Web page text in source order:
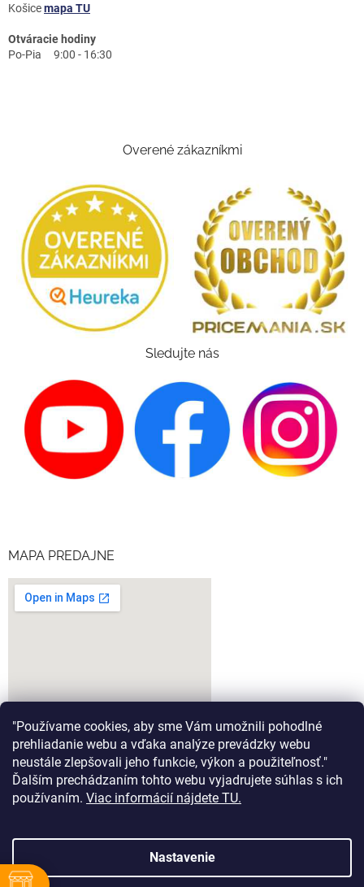
"Používame cookies, aby sme Vám umožnili pohodlné
prehliadanie webu a vďaka analýze prevádzky webu
neustále zlepšovali jeho funkcie, výkon a použiteľnosť."
Ďalším prechádzaním tohto webu vyjadrujete súhlas s ich
používaním. Viac informácií nájdete TU.
Nastavenie
Košicemapa TU
Otváracie hodiny
Po-Pia 9:00 - 16:30
Overené zákazníkmi
Sledujte nás
MAPA PREDAJNE
google-map-generator.com
Vytvoril Shoptet